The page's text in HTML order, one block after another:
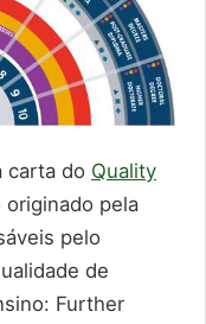
carta do Quality
originado pela
pelo
de
Further